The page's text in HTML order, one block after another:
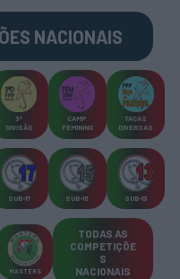
NACIONAIS
3ª
DIVISÃO
CAMP.
FEMININO
TAÇAS
DIVERSAS
SUB-17 SUB-15 SUB-13
MASTERS
TODAS AS
COMPETIÇÕE
S
NACIONAIS